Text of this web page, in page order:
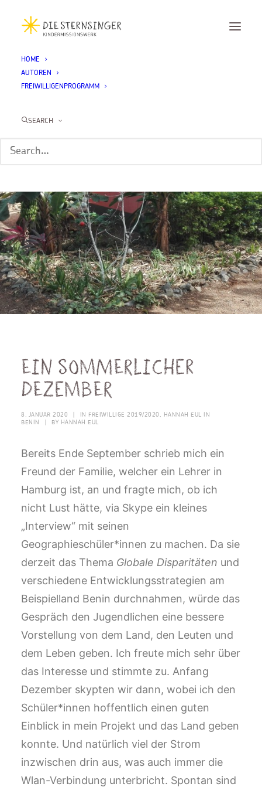
HOME
AUTOREN
FREIWILLIGENPROGRAMM
SEARCH
Ein sommerlicher
Dezember
8. JANUAR 2020 IN FREIWILLIGE 2019/2020 , HANNAH EUL IN
BENIN
BY HANNAH EUL
Bereits Ende September schrieb mich ein
Freund der Familie, welcher ein Lehrer in
Hamburg ist, an und fragte mich, ob ich
nicht Lust hätte, via Skype ein kleines
„Interview“ mit seinen
Geographieschüler*innen zu machen. Da sie
derzeit das Thema Globale Disparitäten und
verschiedene Entwicklungsstrategien am
Beispielland Benin durchnahmen, würde das
Gespräch den Jugendlichen eine bessere
Vorstellung von dem Land, den Leuten und
dem Leben geben. Ich freute mich sehr über
das Interesse und stimmte zu. Anfang
Dezember skypten wir dann, wobei ich den
Schüler*innen hoffentlich einen guten
Einblick in mein Projekt und das Land geben
konnte. Und natürlich viel der Strom
inzwischen drin aus, was auch immer die
Wlan-Verbindung unterbricht. Spontan sind